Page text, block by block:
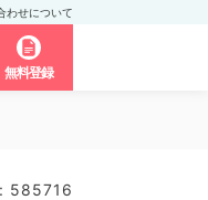
わせについて
無料登録
585716